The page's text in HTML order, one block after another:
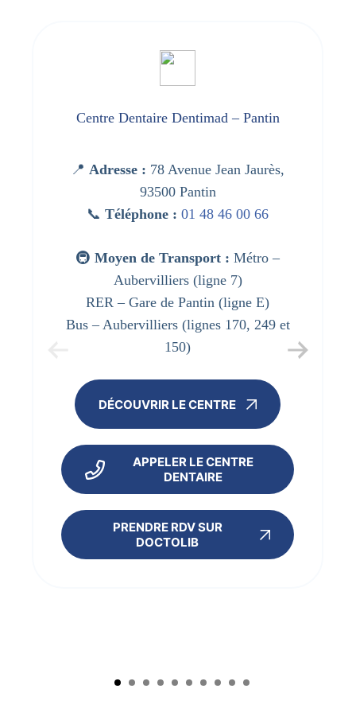
Centre Dentaire Dentimad – Pantin
📍Adresse : 78 Avenue Jean Jaurès,
93500 Pantin
📞Téléphone : 01 48 46 00 66
🚇Moyen de Transport : Métro –
Aubervilliers (ligne 7)
RER – Gare de Pantin (ligne E)
Bus – Aubervilliers (lignes 170, 249 et
150)
DÉCOUVRIR LE CENTRE
APPELER LE CENTRE
DENTAIRE
PRENDRE RDV SUR
DOCTOLIB